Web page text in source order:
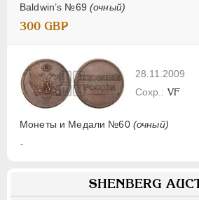
Baldwin’s №69 (очный)
300 GBP
28.11.2009
Монеты и Медали №60 (очный)
VF
-
SHENBERG